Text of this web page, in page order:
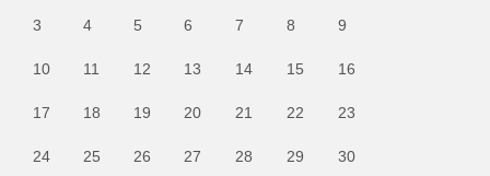
3 4 5 6 7 8 9
10 11 12 13 14 15 16
17 18 19 20 21 22 23
24 25 26 27 28 29 30